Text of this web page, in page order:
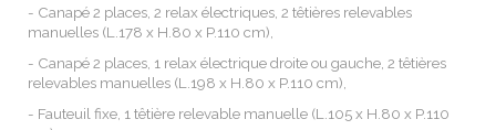
- Canapé 2 places, 2 relax électriques, 2 têtières relevables
manuelles (L.178 x H.80 x P.110 cm),
- Canapé 2 places, 1 relax électrique droite ou gauche, 2 têtières
relevables manuelles (L.198 x H.80 x P.110 cm),
- Fauteuil fixe, 1 têtière relevable manuelle (L.105 x H.80 x P.110